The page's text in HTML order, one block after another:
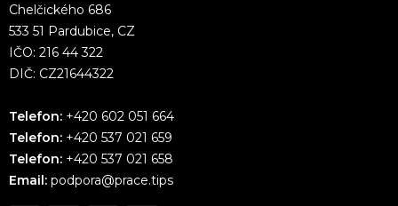
Chelčického 686
533 51 Pardubice, CZ
IČO: 216 44 322
DIČ: CZ21644322
Telefon: +420 602 051 664
Telefon: +420 537 021 659
Telefon: +420 537 021 658
Email: podpora@prace.tips